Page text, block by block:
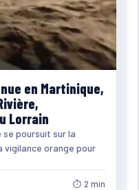
en Martinique,
Lorrain
poursuit sur la
vigilance orange pour
⏱ 2 min